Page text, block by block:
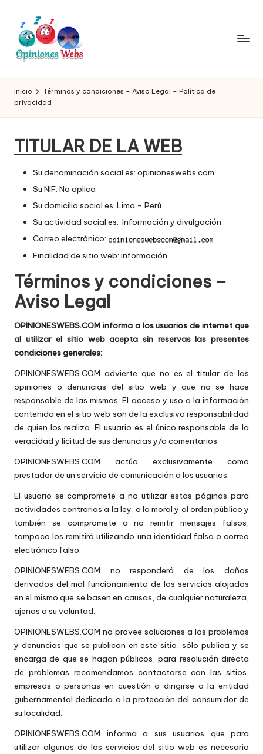
Saltar
contenido
O
pi
ni
o
n
e
s,
c
o
m
e
n
t
a
ri
o
s
d
e
si
ti
o
s
w
e
b
s
compra
online,
comprar
internet,
conoce
páginas
para
comprar
Inicio
Términos y condiciones – Aviso Legal – Política de
privacidad
TITULAR DE LA WEB
Su denominación social es: opinioneswebs.com
Su NIF: No aplica
Su domicilio social es: Lima – Perú
Su actividad social es: Información y divulgación
Correo electrónico:
Finalidad de sitio web: información.
Términos y condiciones –
Aviso Legal
OPINIONESWEBS.COM informa a los usuarios de internet que
al utilizar el sitio web acepta sin reservas las presentes
condiciones generales:
OPINIONESWEBS.COM advierte que no es el titular de las
opiniones o denuncias del sitio web y que no se hace
responsable de las mismas. El acceso y uso a la información
contenida en el sitio web son de la exclusiva responsabilidad
de quien los realiza. El usuario es el único responsable de la
veracidad y licitud de sus denuncias y/o comentarios.
OPINIONESWEBS.COM actúa exclusivamente como
prestador de un servicio de comunicación a los usuarios.
El usuario se compromete a no utilizar estas páginas para
actividades contrarias a la ley, a la moral y al orden público y
también se compromete a no remitir mensajes falsos,
tampoco los remitirá utilizando una identidad falsa o correo
electrónico falso.
OPINIONESWEBS.COM no responderá de los daños
derivados del mal funcionamiento de los servicios alojados
en el mismo que se basen en causas, de cualquier naturaleza,
ajenas a su voluntad.
OPINIONESWEBS.COM no provee soluciones a los problemas
y denuncias que se publican en este sitio, sólo publica y se
encarga de que se hagan públicos, para resolución directa
de problemas recomendamos contactarse con las sitios,
empresas o personas en cuestión o dirigirse a la entidad
gubernamental dedicada a la protección del consumidor de
su localidad.
OPINIONESWEBS.COM informa a sus usuarios que para
utilizar algunos de los servicios del sitio web es necesario